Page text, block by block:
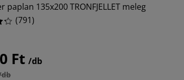
paplan 135x200 TRONFJELLET meleg
(791)
Ft /db
db